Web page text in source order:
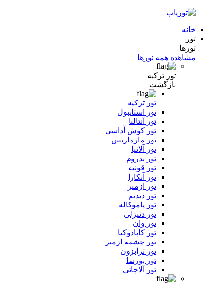
خانه
تور
تورها
مشاهده همه تورها
تور ترکیه
بازگشت
تور ترکیه
تور استانبول
تور آنتالیا
تور کوش آداسی
تور مارماریس
تور آلانیا
تور بدروم
تور قونیه
تور آنکارا
تور ازمیر
تور دیدیم
تور پاموکاله
تور دنیزلی
تور وان
تور کاپادوکیا
تور چشمه ازمیر
تور ترابزون
تور بورسا
تور آلاچاتی